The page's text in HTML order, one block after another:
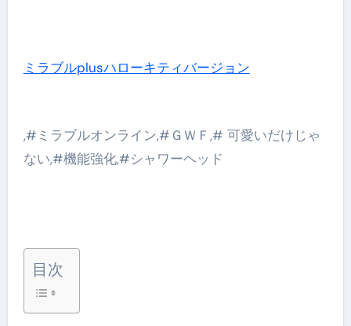
ミラブルplusハローキティバージョン
,#ミラブルオンライン,#ＧＷＦ,# 可愛いだけじゃ
ない,#機能強化,#シャワーヘッド
目次